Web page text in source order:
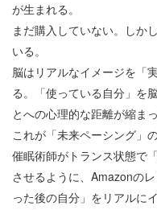
が生まれる。
まだ購入していない。しか
いる。
脳はリアルなイメージを「
る。「使っている自分」を
とへの心理的な距離が縮まっ
これが「未来ペーシング」の
催眠術師がトランス状態で
させるように、Amazonの
った後の自分」をリアルに